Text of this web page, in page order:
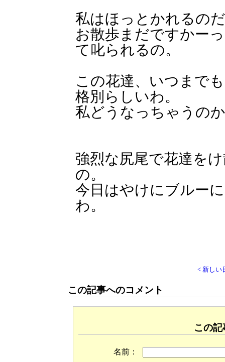
私はほっとかれるの
お散歩まだですかー
て叱られるの。
この花達、いつまで
格別らしいわ。
私どうなっちゃうの
強烈な尻尾で花達を
の。
今日はやけにブルー
わ。
< 新しい
この記事へのコメント
この
名前：